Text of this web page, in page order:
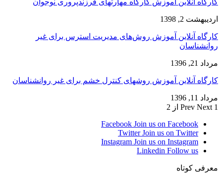
اردیبهشت 2, 1398
کارگاه آنلاین آموزش روش‌های مدیریت استرس برای غیر
روانشناسان
مرداد 21, 1396
کارگاه آنلاین آموزش روشهای کنترل خشم برای غیر روانشناسان
مرداد 11, 1396
Prev Next 1 از 2
Facebook Join us on Facebook
Twitter Join us on Twitter
Instagram Join us on Instagram
Linkedin Follow us
معرفی کوتاه